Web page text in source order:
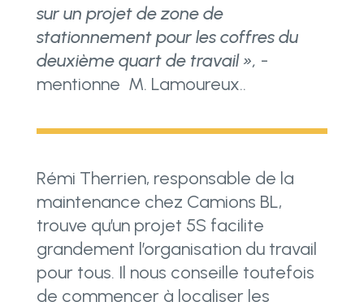
sur un projet de zone de
stationnement pour les coffres du
deuxième quart de travail », -
mentionne M. Lamoureux..
Rémi Therrien, responsable de la
maintenance chez Camions BL,
trouve qu’un projet 5S facilite
grandement l’organisation du travail
pour tous. Il nous conseille toutefois
de commencer à localiser les